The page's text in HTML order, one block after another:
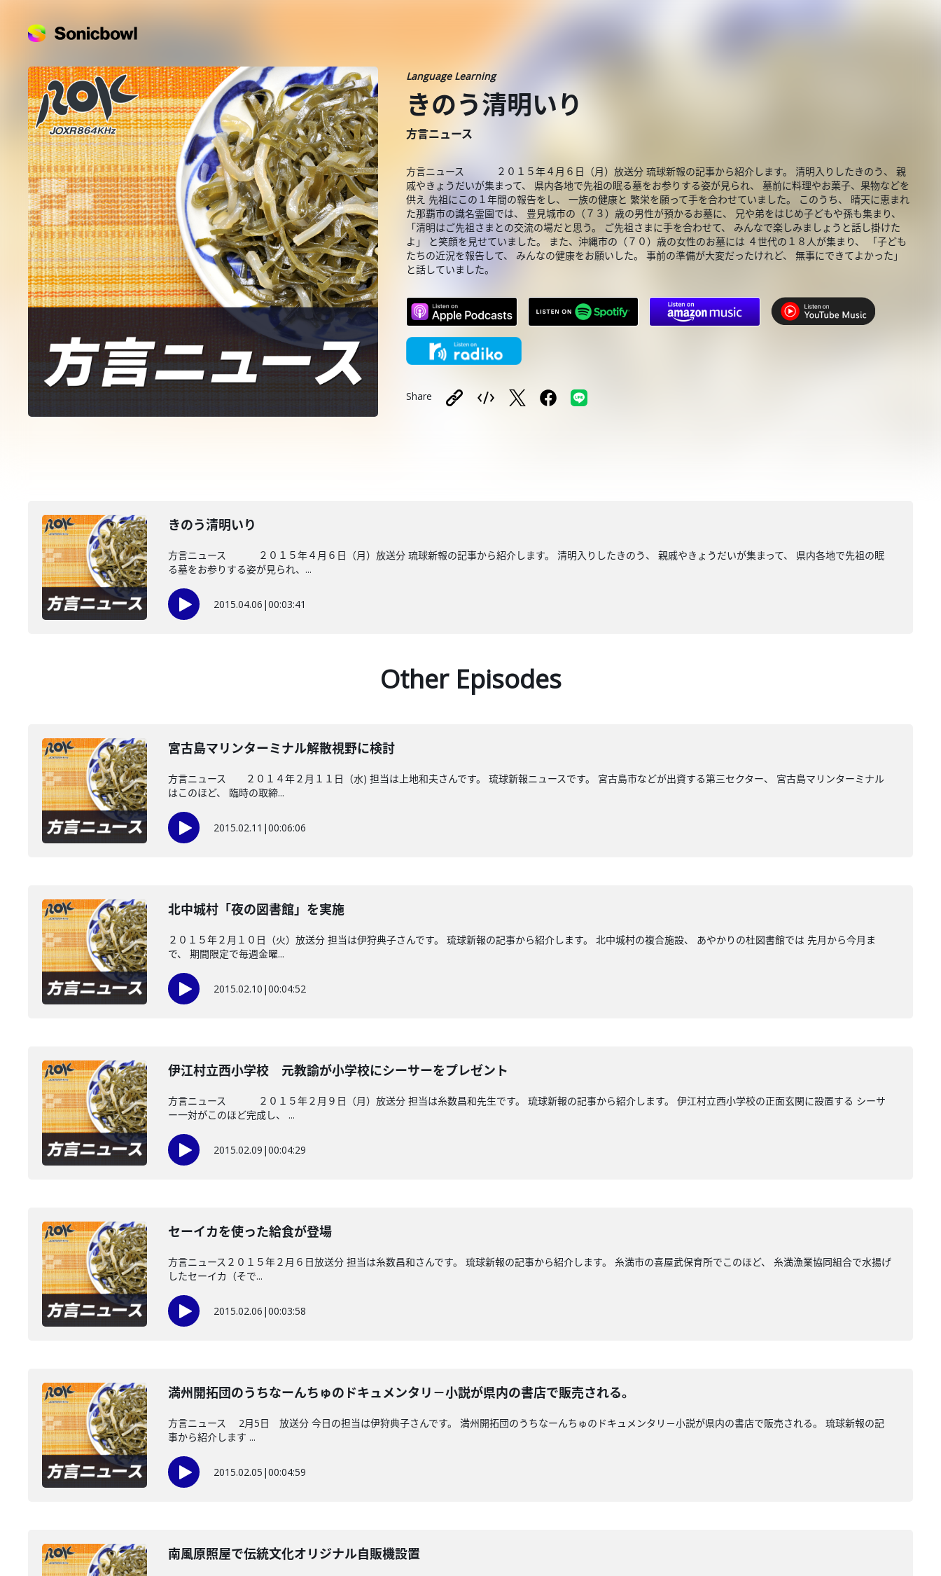
Language Learning
きのう清明いり
方言ニュース
方言ニュース ２０１５年４月６日（月）放送分 琉球新報の記事から紹介します。 清明入りしたきのう、 親
戚やきょうだいが集まって、 県内各地で先祖の眠る墓をお参りする姿が見られ、 墓前に料理やお菓子、果物などを
供え 先祖にこの１年間の報告をし、 一族の健康と 繁栄を願って手を合わせていました。 このうち、 晴天に恵まれ
た那覇市の識名霊園では、 豊見城市の（７３）歳の男性が預かるお墓に、 兄や弟をはじめ子どもや孫も集まり、
「清明はご先祖さまとの交流の場だと思う。 ご先祖さまに手を合わせて、 みんなで楽しみましょうと話し掛けた
よ」 と笑顔を見せていました。 また、沖縄市の（７０）歳の女性のお墓には ４世代の１８人が集まり、 「子ども
たちの近況を報告して、 みんなの健康をお願いした。 事前の準備が大変だったけれど、 無事にできてよかった」
と話していました。
Share
きのう清明いり
方言ニュース ２０１５年４月６日（月）放送分 琉球新報の記事から紹介します。 清明入りしたきのう、 親戚やきょうだいが集まって、 県内各地で先祖の眠
る墓をお参りする姿が見られ、...
2015.04.06 |00:03:41
Other Episodes
宮古島マリンターミナル解散視野に検討
方言ニュース ２０１４年２月１１日（水) 担当は上地和夫さんです。 琉球新報ニュースです。 宮古島市などが出資する第三セクター、 宮古島マリンターミナル
はこのほど、 臨時の取締...
2015.02.11 |00:06:06
北中城村「夜の図書館」を実施
２０１５年２月１０日（火）放送分 担当は伊狩典子さんです。 琉球新報の記事から紹介します。 北中城村の複合施設、 あやかりの杜図書館では 先月から今月ま
で、 期間限定で毎週金曜...
2015.02.10 |00:04:52
伊江村立西小学校 元教諭が小学校にシーサーをプレゼント
方言ニュース ２０１５年２月９日（月）放送分 担当は糸数昌和先生です。 琉球新報の記事から紹介します。 伊江村立西小学校の正面玄関に設置する シーサ
ー一対がこのほど完成し、 ...
2015.02.09 |00:04:29
セーイカを使った給食が登場
方言ニュース２０１５年２月６日放送分 担当は糸数昌和さんです。 琉球新報の記事から紹介します。 糸満市の喜屋武保育所でこのほど、 糸満漁業協同組合で水揚げ
したセーイカ（そで...
2015.02.06 |00:03:58
満州開拓団のうちなーんちゅのドキュメンタリ－小説が県内の書店で販売される。
方言ニュース 2月5日 放送分 今日の担当は伊狩典子さんです。 満州開拓団のうちなーんちゅのドキュメンタリ－小説が県内の書店で販売される。 琉球新報の記
事から紹介します ...
2015.02.05 |00:04:59
南風原照屋で伝統文化オリジナル自販機設置